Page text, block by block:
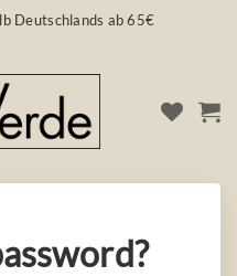
Deutschlands ab 65€